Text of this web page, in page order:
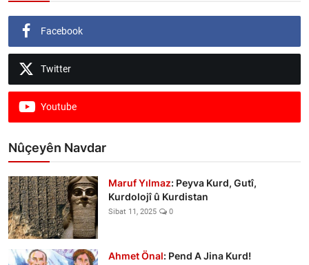
Facebook
Twitter
Youtube
Nûçeyên Navdar
Maruf Yılmaz: Peyva Kurd, Gutî,
Kurdolojî û Kurdistan
Sibat 11, 2025 0
Ahmet Önal: Pend A Jina Kurd!